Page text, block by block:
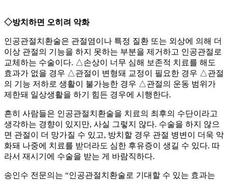
◇방치하면 오히려 악화
인공관절치환술은 관절염이나 특정 질환 또는 외상에 의해 더
이상 관절의 기능을 하지 못하는 부분을 제거하고 인공관절로
교체하는 수술이다. △손상이 너무 심해 보존적 치료를 해도
효과가 없을 경우 △관절이 변형돼 교정이 필요한 경우 △관절
의 기능 저하로 생활이 불가능한 경우 △관절의 운동 범위가
제한돼 일상생활을 하기 힘든 경우에 시행한다.
흔히 사람들은 인공관절치환술을 치료의 최후의 수단이라고
생각하는 경향이 있지만, 사실 그렇지 않다. 수술을 하지 않으
면 관절이 더 망가질 수 있고, 방치할 경우 관절 병변이 더욱 악
화돼 나중에 치료를 받더라도 심한 후유증이 생길 수 있다. 따
라서 재시기에 수술을 받는 게 바람직하다.
송인수 전문의는 “인공관절치환술로 기대할 수 있는 효과는